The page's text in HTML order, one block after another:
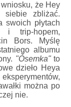
że Hey
zbliżać.
swoich płytach
i trip-hopem,
Bors. Myślę
albumu
"Ósemka"to
dzieło Heya
można po
nie.